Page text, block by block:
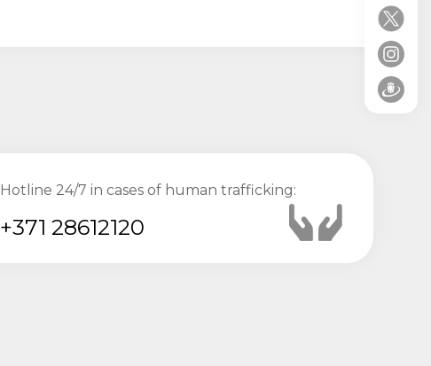
Hotline 24/7 in cases of human trafficking:
+371 28612120